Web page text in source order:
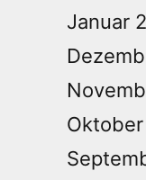
Januar
Oktober